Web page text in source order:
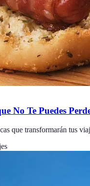
No Te Puedes
que transformarán tus